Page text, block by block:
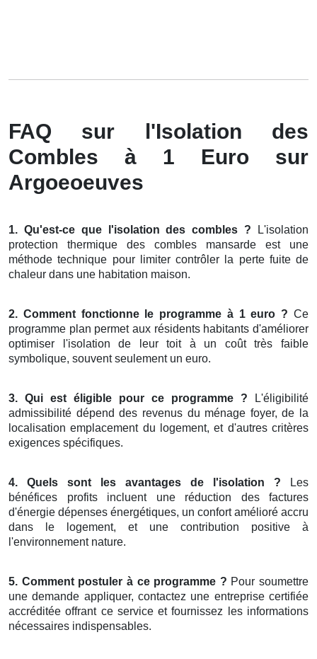
FAQ sur l'Isolation des
Combles à 1 Euro sur
Argoeoeuves
1. Qu'est-ce que l'isolation des combles ? L'isolation
protection thermique des combles mansarde est une
méthode technique pour limiter contrôler la perte fuite de
chaleur dans une habitation maison.
2. Comment fonctionne le programme à 1 euro ? Ce
programme plan permet aux résidents habitants d'améliorer
optimiser l'isolation de leur toit à un coût très faible
symbolique, souvent seulement un euro.
3. Qui est éligible pour ce programme ? L'éligibilité
admissibilité dépend des revenus du ménage foyer, de la
localisation emplacement du logement, et d'autres critères
exigences spécifiques.
4. Quels sont les avantages de l'isolation ? Les
bénéfices profits incluent une réduction des factures
d'énergie dépenses énergétiques, un confort amélioré accru
dans le logement, et une contribution positive à
l'environnement nature.
5. Comment postuler à ce programme ? Pour soumettre
une demande appliquer, contactez une entreprise certifiée
accréditée offrant ce service et fournissez les informations
nécessaires indispensables.